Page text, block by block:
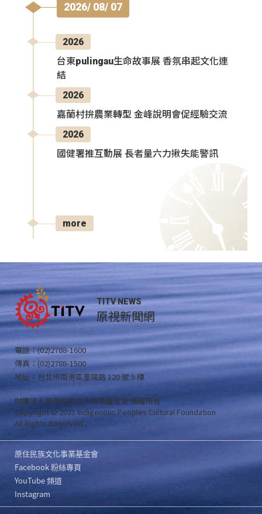
2026/ 08/ 07
2026
台東pulingau生命故事展 香氛串起文化連
結
2026
嘉蘭村拚農業轉型 金峰說明會促經驗交流
2026
國健署推互動展 長者量六力揪失能警訊
more
TITV NEWS
原視新聞網
電話：(02)2788-1600
傳真：(02)2788-1500
地址：台北市南港區重陽路 120 號 5 樓
財團法人原住民族文化事業基金會 版權所有
Copyright © 2021 Indigenous Peoples Cultural Foundation
All Rights Reserved .
原住民族文化事業基金會
Facebook 粉絲專頁
YouTube 頻道
Instagram